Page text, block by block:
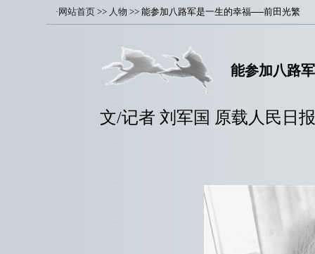
· 网站首页 >> 人物 >> 能参加八路军是一生的幸福──前田光繁
能参加八路
文/记者 刘军国 原载人民日